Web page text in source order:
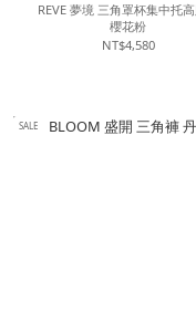
REVE 夢境 三角罩杯集中托
櫻花粉
NT$4,580
SALE